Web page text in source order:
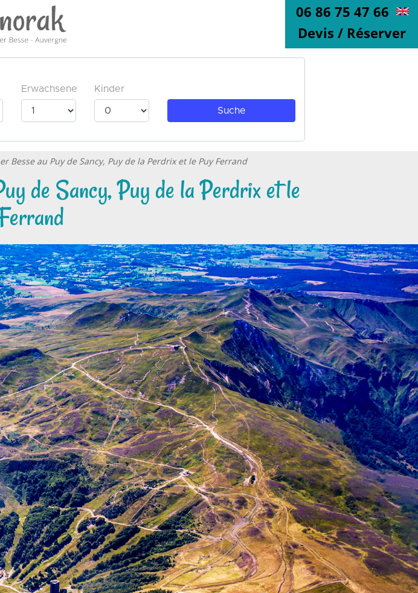
06 86 75 47 66
Devis / Réserver
Besse au Puy de Sancy, Puy de la Perdrix et le Puy Ferrand
de Sancy, Puy de la Perdrix et le